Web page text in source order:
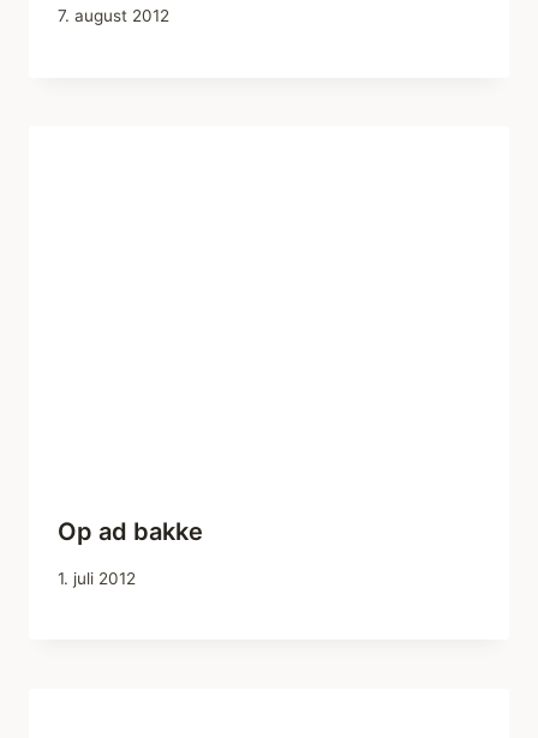
7. august 2012
Op ad bakke
1. juli 2012